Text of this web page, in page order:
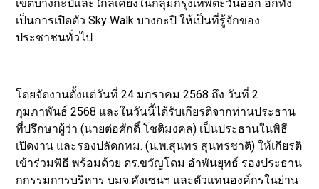
เขตบางกะปิและใกล้เคียงในกลุ่มกรุงเทพตะวันออก อีกทั้ง
เป็นการเปิดตัว Sky Walk บางกะปิ ให้เป็นที่รู้จักของ
ประชาชนทั่วไป
โดยจัดงานตั้งแต่วันที่ 24 มกราคม 2568 ถึง วันที่ 2
กุมภาพันธ์ 2568 และในวันนี้ได้รับเกียรติจากท่านประธาน
ที่ปรึกษาผู้ว่า (นายต่อศักดิ์ โชติมงคล) เป็นประธานในพิธี
เปิดงาน และรองปลัดกทม. (น.พ.สุนทร สุนทรชาติ) ให้เกียรติ
เข้าร่วมพิธี พร้อมด้วย ดร.ขวัญโดม อำพันยุทธ์ รองประธาน
กกรรมการบริหาร บมจ.คังเซนฯ และตัวแทนองค์กรในย่าน